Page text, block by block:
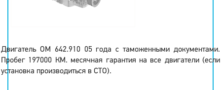
Двигатель OM 642.910 05 года с таможенными документами.
Пробег 197000 КМ. месячная гарантия на все двигатели (если
установка производиться в СТО).